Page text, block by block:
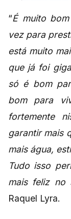
“É muito
vez para
está muito
que já foi
só é bom
bom para
fortemente
garantir mais
mais água,
Tudo isso
mais feliz no
Raquel Lyra.